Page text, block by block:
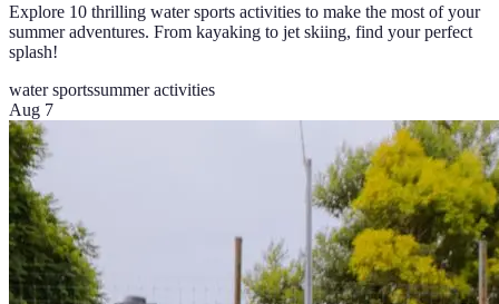
Explore 10 thrilling water sports activities to make the most of your
summer adventures. From kayaking to jet skiing, find your perfect
splash!
water sportssummer activities
Aug 7